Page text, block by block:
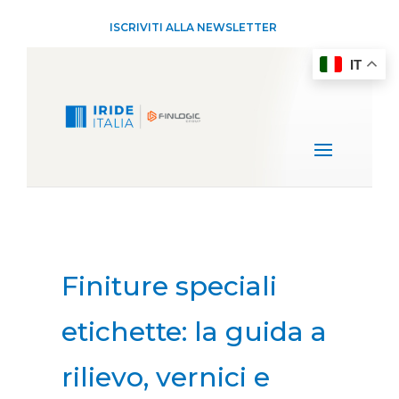
ISCRIVITI ALLA NEWSLETTER
Finiture speciali
etichette: la guida a
rilievo, vernici e
IT